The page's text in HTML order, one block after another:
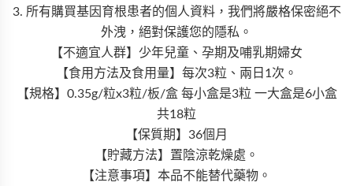
3. 所有購買基因育根患者的個人資料，我們將嚴格保密絕不
外洩，絕對保護您的隱私。
【不適宜人群】少年兒童、孕期及哺乳期婦女
【食用方法及食用量】每次3粒、兩日1次。
【規格】0.35g/粒x3粒/板/盒 每小盒是3粒 一大盒是6小盒
共18粒
【保質期】36個月
【貯藏方法】置陰涼乾燥處。
【注意事項】本品不能替代藥物。